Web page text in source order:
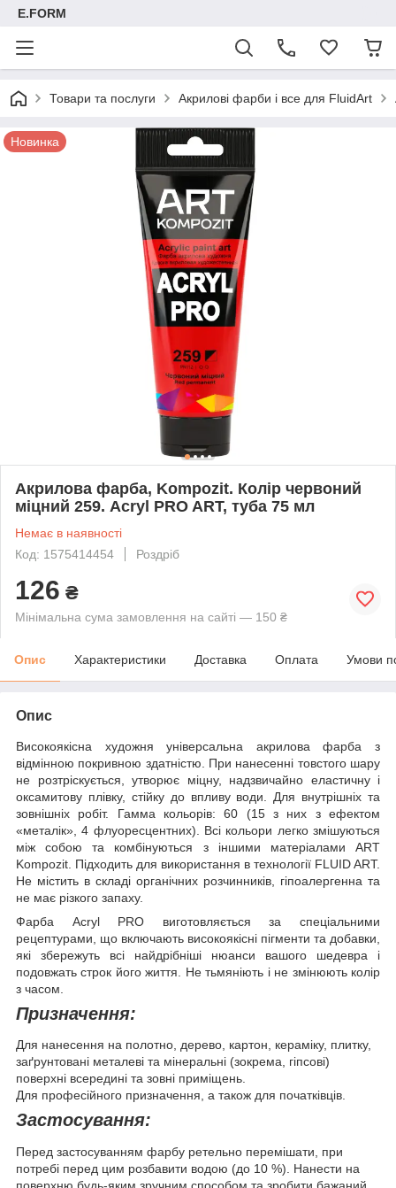
E.FORM
Товари та послуги Акрилові фарби і все для FluidArt
Новинка
Акрилова фарба, Kompozit. Колір червоний
міцний 259. Acryl PRO ART, туба 75 мл
Немає в наявності
Код: 1575414454
Роздріб
126 ₴
Мінімальна сума замовлення на сайті — 150 ₴
Опис Характеристики Доставка Оплата Умови
Опис
Високоякісна художня універсальна акрилова фарба з
відмінною покривною здатністю. При нанесенні товстого шару
не розтріскується, утворює міцну, надзвичайно еластичну і
оксамитову плівку, стійку до впливу води. Для внутрішніх та
зовнішніх робіт. Гамма кольорів: 60 (15 з них з ефектом
«металік», 4 флуоресцентних). Всі кольори легко змішуються
між собою та комбінуються з іншими матеріалами ART
Kompozit. Підходить для використання в технології FLUID ART.
Не містить в складі органічних розчинників, гіпоалергенна та
не має різкого запаху.
Фарба Acryl PRO виготовляється за спеціальними
рецептурами, що включають високоякісні пігменти та добавки,
які збережуть всі найдрібніші нюанси вашого шедевра і
подовжать строк його життя. Не тьмяніють і не змінюють колір
з часом.
Призначення:
Для нанесення на полотно, дерево, картон, кераміку, плитку,
заґрунтовані металеві та мінеральні (зокрема, гіпсові)
поверхні всередині та зовні приміщень.
Для професійного призначення, а також для початківців.
Застосування:
Перед застосуванням фарбу ретельно перемішати, при
потребі перед цим розбавити водою (до 10 %). Нанести на